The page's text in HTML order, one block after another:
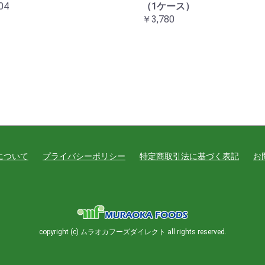
（1ケース）
￥3,780
ついて プライバシーポリシー 特定商取引法に基づく表記 お
copyright (c) ムラオカフーズダイレクト all rights reserved.